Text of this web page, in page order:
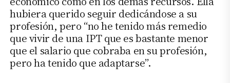
hubiera querido seguir dedicándose a su
profesión, pero “no he tenido más remedio
que vivir de una IPT que es bastante menor
que el salario que cobraba en su profesión,
pero ha tenido que adaptarse”.